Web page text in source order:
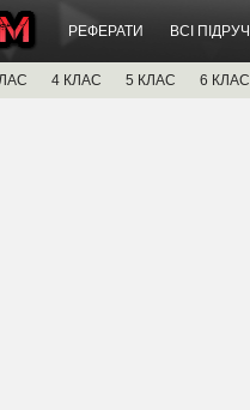
РЕФЕРАТИ ВСІ
4 КЛАС 5 КЛАС 6 КЛАС